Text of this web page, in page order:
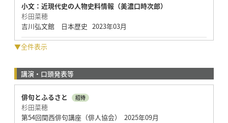
小文：近現代史の人物史料情報（美濃口時次郎）
杉田菜穂
吉川弘文館 日本歴史 2023年03月
▼全件表示
講演・口頭発表等
俳句とふるさと 招待
杉田菜穂
第54回関西俳句講座（俳人協会） 2025年09月